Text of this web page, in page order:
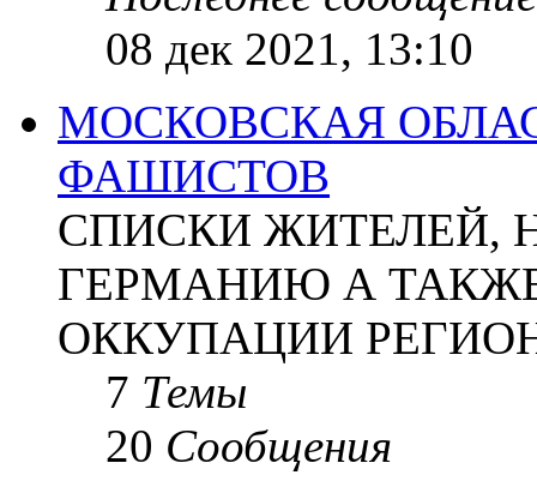
08 дек 2021, 13:10
МОСКОВСКАЯ
ФАШИСТОВ
СПИСКИ ЖИТЕЛЕЙ,
ГЕРМАНИЮ А
ОККУПАЦИИ
7 Темы
20 Сообщения